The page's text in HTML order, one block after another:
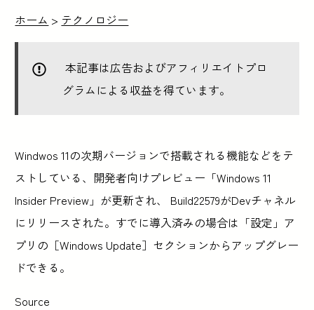
ホーム > テクノロジー
本記事は広告およびアフィリエイトプロ
グラムによる収益を得ています。
Windwos 11の次期バージョンで搭載される機能などをテ
ストしている、開発者向けプレビュー「Windows 11
Insider Preview」が更新され、 Build22579がDevチャネル
にリリースされた。すでに導入済みの場合は「設定」ア
プリの［Windows Update］セクションからアップグレー
ドできる。
Source